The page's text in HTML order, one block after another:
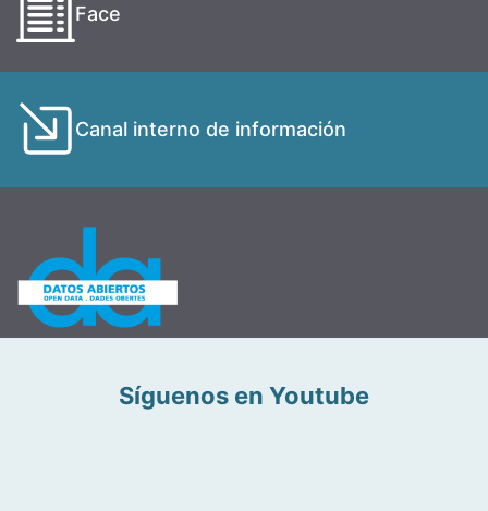
Face
Canal interno de información
Síguenos en Youtube